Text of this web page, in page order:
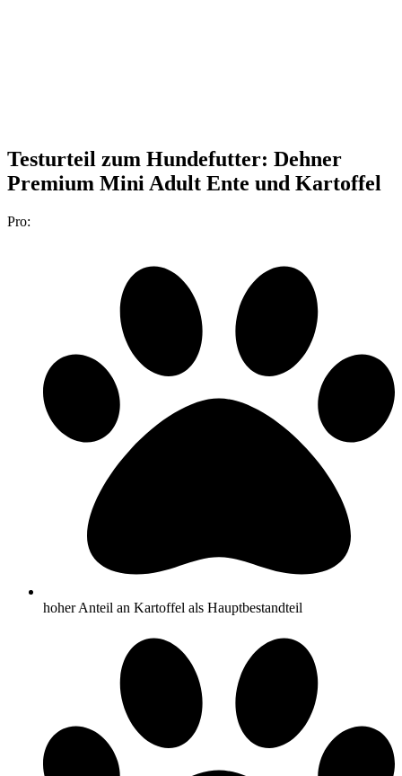
Testurteil zum Hundefutter: Dehner
Premium Mini Adult Ente und Kartoffel
Pro:
hoher Anteil an Kartoffel als Hauptbestandteil